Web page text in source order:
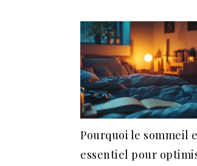
Pourquoi le sommeil
essentiel pour